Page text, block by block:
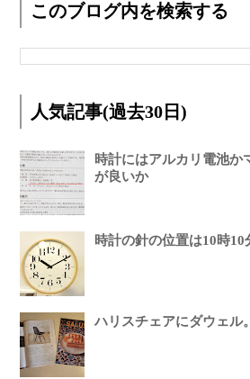
このブログ内を検索する
人気記事(過去30日)
時計にはアルカリ電池か
が良いか
時計の針の位置は10時10
ハリスチェアにダウェル